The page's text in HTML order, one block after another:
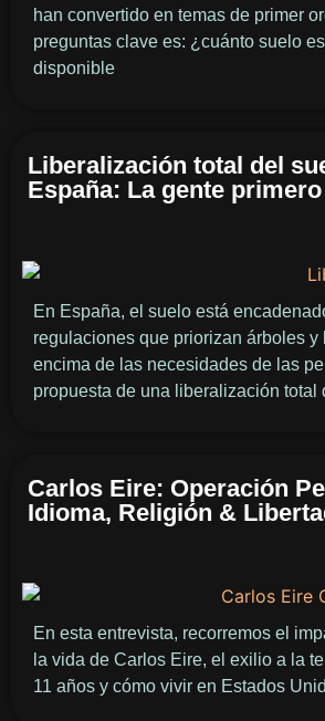
han convertido en temas de primer
preguntas clave es: ¿cuánto suelo
disponible
Liberalización total del
España: La gente primero
En España, el suelo está
regulaciones que priorizan árboles y
encima de las necesidades de las
propuesta de una liberalización total
Carlos Eire: Operación
Idioma, Religión &
En esta entrevista, recorremos el
la vida de Carlos Eire, el exilio a la
11 años y cómo vivir en Estados